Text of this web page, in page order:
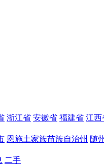
浙江省 安徽省 福建省 江西
恩施土家族苗族自治州 随
二手